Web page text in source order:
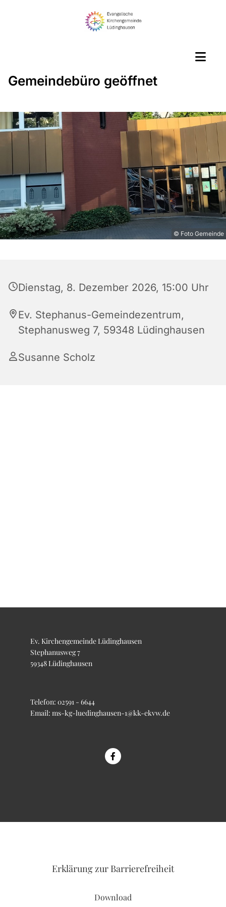
Gemeindebüro geöffnet
© Foto Gemeinde
Dienstag, 8. Dezember 2026, 15:00 Uhr
Ev. Stephanus-Gemeindezentrum,
Stephanusweg 7, 59348 Lüdinghausen
Susanne Scholz
Ev. Kirchengemeinde Lüdinghausen
Stephanusweg 7
59348 Lüdinghausen
Telefon: 02591 - 6644
Email: ms-kg-luedinghausen-1@kk-ekvw.de
Erklärung zur Barrierefreiheit
Download